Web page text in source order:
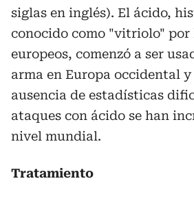
siglas en inglés). El ácido,
conocido como "vitriolo"
europeos, comenzó a ser
arma en Europa occidental y
ausencia de estadísticas
ataques con ácido se han
nivel mundial.
Tratamiento